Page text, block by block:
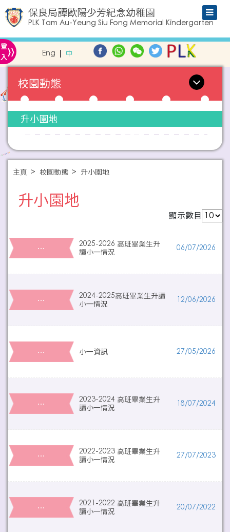
保良局譚歐陽少芳紀念幼稚園
PLK Tam Au-Yeung Siu Fong Memorial Kindergarten
登
入» Eng 中
校園動態
升小園地
主頁 校園動態 升小園地
升小園地
顯示數目
…
2025-2026 高班畢業生升
讀小一情況
06/07/2026
…
2024-2025高班畢業生升讀
小一情況
12/06/2026
… 小一資訊 27/05/2026
…
2023-2024 高班畢業生升
讀小一情況
18/07/2024
…
2022-2023 高班畢業生升
讀小一情況
27/07/2023
…
2021-2022 高班畢業生升
讀小一情況
20/07/2022